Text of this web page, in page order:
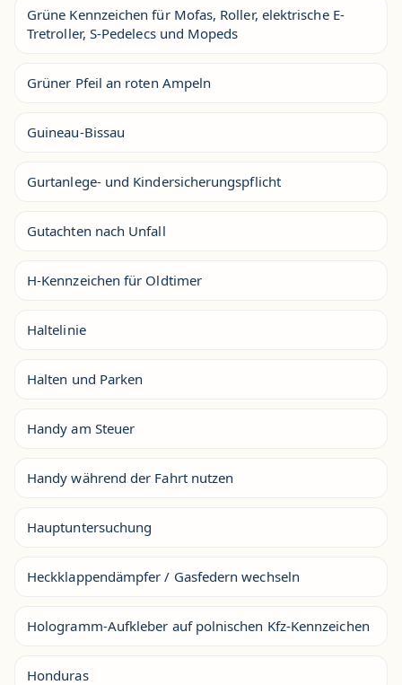
Grüne Kennzeichen für Mofas, Roller, elektrische E-
Tretroller, S-Pedelecs und Mopeds
Grüner Pfeil an roten Ampeln
Guineau-Bissau
Gurtanlege- und Kindersicherungspflicht
Gutachten nach Unfall
H-Kennzeichen für Oldtimer
Haltelinie
Halten und Parken
Handy am Steuer
Handy während der Fahrt nutzen
Hauptuntersuchung
Heckklappendämpfer / Gasfedern wechseln
Hologramm-Aufkleber auf polnischen Kfz-Kennzeichen
Honduras